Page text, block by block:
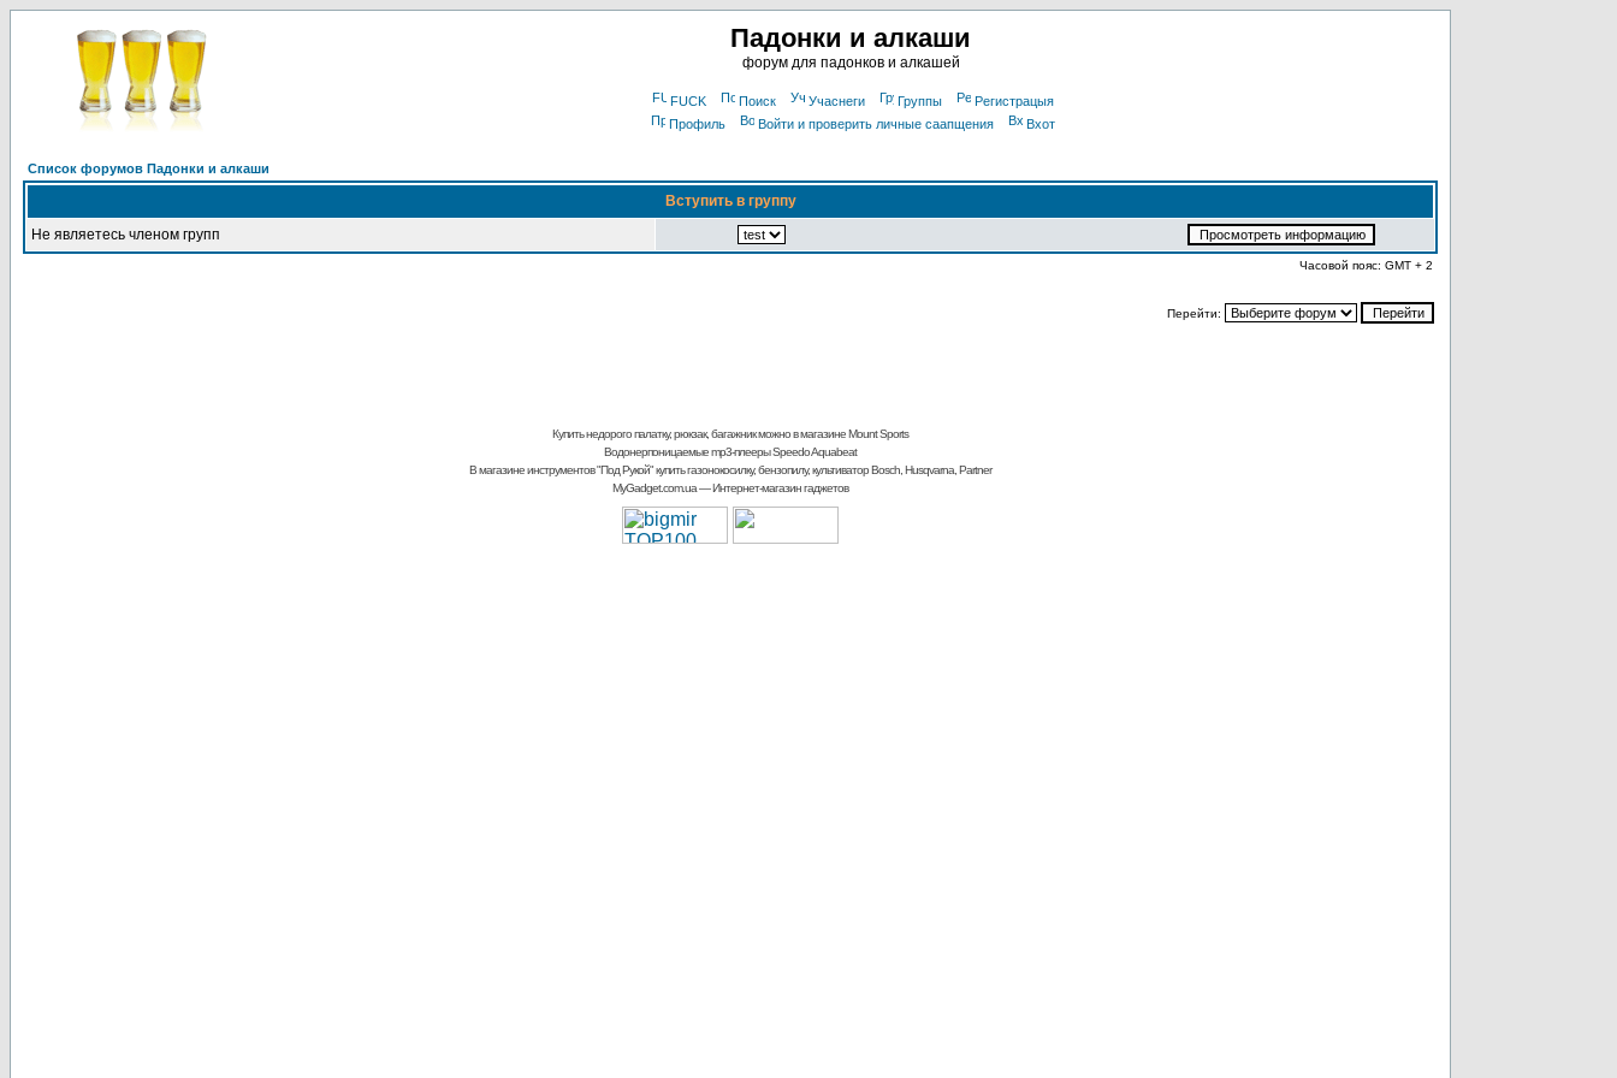
Падонки и алкаши
форум для падонков и алкашей
FUCK Поиск Учаснеги Группы
Регистрацыя
Профиль
Войти и проверить личные саапщения Вхот
Список форумов Падонки и алкаши
Вступить в группу
Не являетесь членом групп
Часовой пояс: GMT + 2
Перейти:
Купить недорого палатку, рюкзак, багажникможно в магазине Mount Sports
Водонерпоницаемые mp3-плееры Speedo Aquabeat
В магазине инструментов "Под Рукой"купить газонокосилку, бензопилу, культиваторBosch, Husqvarna, Partner
MyGadget.com.ua— Интернет-магазин гаджетов